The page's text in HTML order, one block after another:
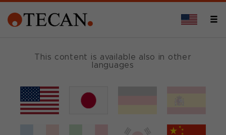
This content is available also in other
languages
December 2, 2025 |Corporate News
English